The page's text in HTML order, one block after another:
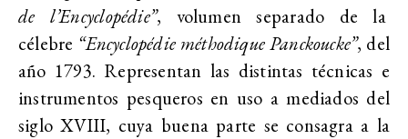
de l’Encyclopédie”, volumen separado de la
célebre “Encyclopédie méthodique Panckoucke”, del
año 1793. Representan las distintas técnicas e
instrumentos pesqueros en uso a mediados del
siglo XVIII, cuya buena parte se consagra a la